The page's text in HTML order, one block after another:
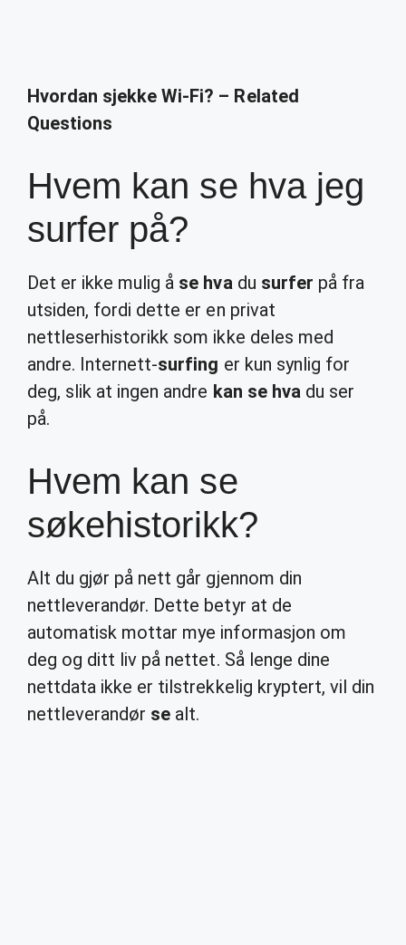
Hvordan sjekke Wi-Fi? – Related
Questions
Hvem kan se hva jeg
surfer på?
Det er ikke mulig å se hvadu surfer på fra
utsiden, fordi dette er en privat
nettleserhistorikk som ikke deles med
andre. Internett-surfing er kun synlig for
deg, slik at ingen andre kan se hvadu ser
på.
Hvem kan se
søkehistorikk?
Alt du gjør på nett går gjennom din
nettleverandør. Dette betyr at de
automatisk mottar mye informasjon om
deg og ditt liv på nettet. Så lenge dine
nettdata ikke er tilstrekkelig kryptert, vil din
nettleverandør se alt.